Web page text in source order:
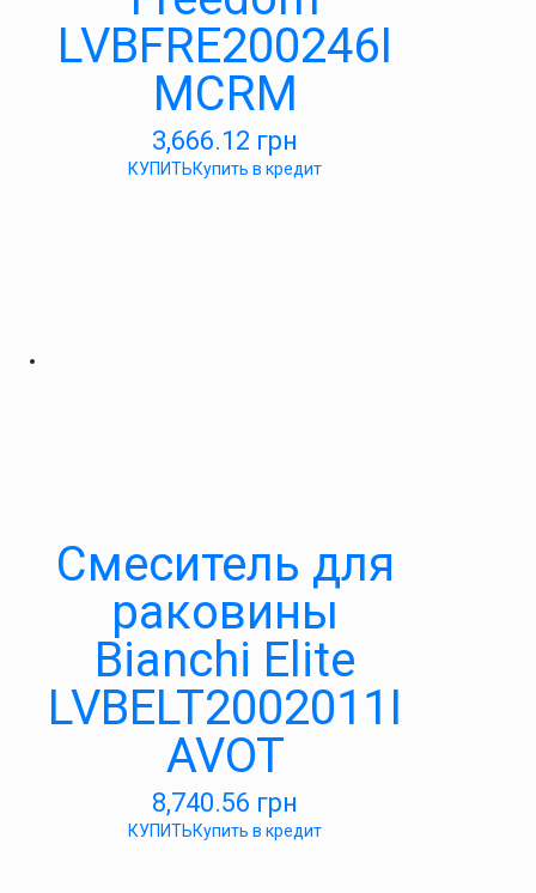
LVBFRE200246I
MCRM
3,666.12 грн
КУПИТЬКупить в кредит
Смеситель для
раковины
Bianchi Elite
LVBELT2002011I
AVOT
8,740.56 грн
КУПИТЬКупить в кредит